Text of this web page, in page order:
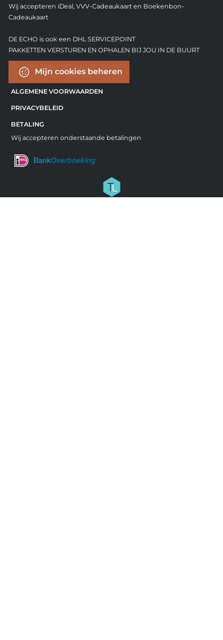
Wij accepteren iDeal, VVV-Cadeaukaart en Boekenbon-
Cadeaukaart
DE ECHO is ook een DHL SERVICEPOINT
PAKKETTEN VERSTUREN EN OPHALEN BIJ JOU IN DE BUURT
Mijn cookies beheren
ALGEMENE VOORWAARDEN
PRIVACYBELEID
BETALING
Wij accepteren onderstaande betalingen